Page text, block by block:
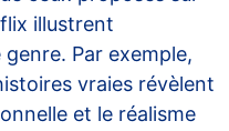
illustrent
Par exemple,
vraies révèlent
et le réalisme